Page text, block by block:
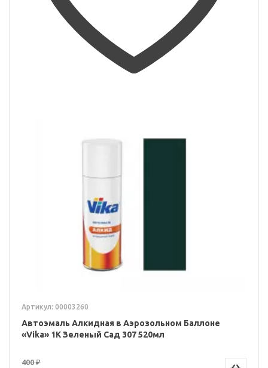
Артикул: 00003260
Автоэмаль Алкидная в Аэрозольном Баллоне
«Vika» 1K Зеленый Сад 307 520мл
400 ₽